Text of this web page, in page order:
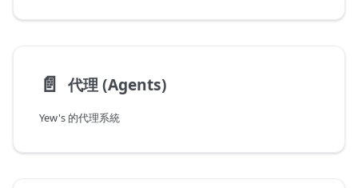
📄️ 代理 (Agents)
Yew's 的代理系統